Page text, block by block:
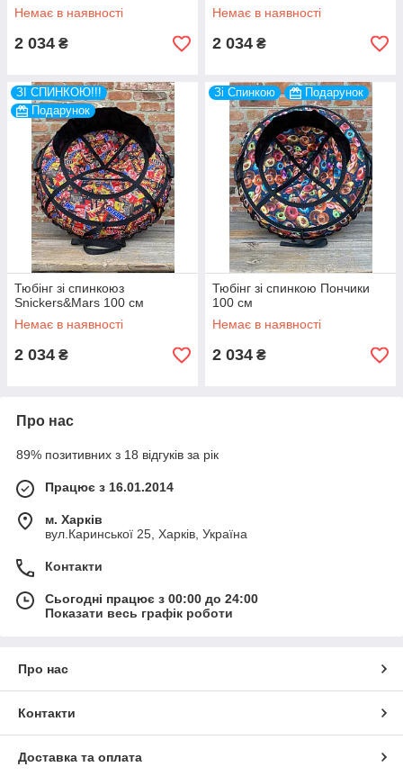
Немає в наявності
2 034 ₴
Немає в наявності
2 034 ₴
ЗІ СПИНКОЮ!!!
Подарунок
Тюбінг зі спинкоюз
Snickers&Mars 100 см
Немає в наявності
2 034 ₴
Зі Спинкою Подарунок
Тюбінг зі спинкою Пончики
100 см
Немає в наявності
2 034 ₴
Про нас
89% позитивних з 18 відгуків за рік
Працює з 16.01.2014
м. Харків
вул.Каринської 25, Харків, Україна
Контакти
Сьогодні працює з 00:00 до 24:00
Показати весь графік роботи
Про нас
Контакти
Доставка та оплата